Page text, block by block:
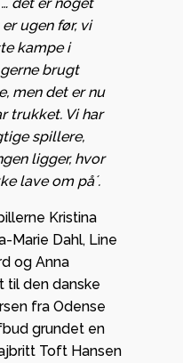
det er noget
ugen før, vi
kampe i
brugt
men det er nu
trukket. Vi har
spillere,
ligger, hvor
lave om på´.
Kristina
Marie Dahl, Line
og Anna
til den danske
fra Odense
grundet en
Toft Hansen